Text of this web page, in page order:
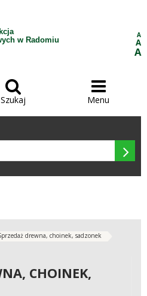
w Radomiu
A
A
A

Szukaj

Menu

drewna, choinek, sadzonek
CHOINEK,